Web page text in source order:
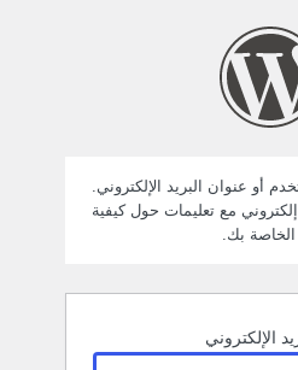
أو عنوان البريد الإلكتروني.
مع تعليمات حول كيفية
الخاصة بك.
الإلكتروني